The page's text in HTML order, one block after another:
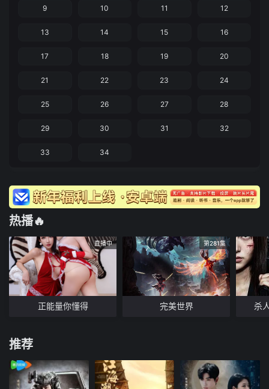
9 10 11 12
13 14 15 16
17 18 19 20
21 22 23 24
25 26 27 28
29 30 31 32
33 34
热播🔥
直播中
正能量你懂得
第281集
完美世界 杀
推荐